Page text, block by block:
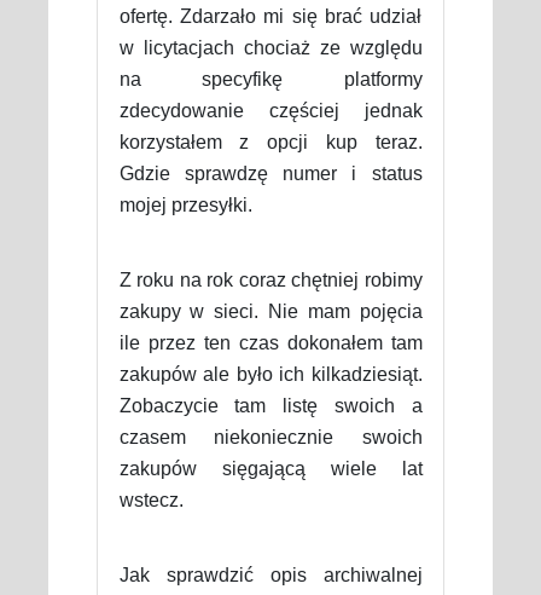
ofertę. Zdarzało mi się brać udział
w licytacjach chociaż ze względu
na specyfikę platformy
zdecydowanie częściej jednak
korzystałem z opcji kup teraz.
Gdzie sprawdzę numer i status
mojej przesyłki.
Z roku na rok coraz chętniej robimy
zakupy w sieci. Nie mam pojęcia
ile przez ten czas dokonałem tam
zakupów ale było ich kilkadziesiąt.
Zobaczycie tam listę swoich a
czasem niekoniecznie swoich
zakupów sięgającą wiele lat
wstecz.
Jak sprawdzić opis archiwalnej